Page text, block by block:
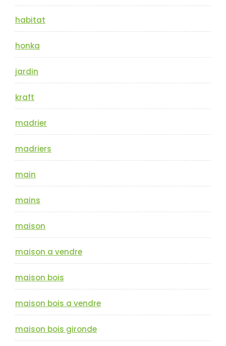
habitat
honka
jardin
kraft
madrier
madriers
main
mains
maison
maison a vendre
maison bois
maison bois a vendre
maison bois gironde